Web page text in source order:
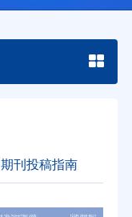
期刊投稿指南